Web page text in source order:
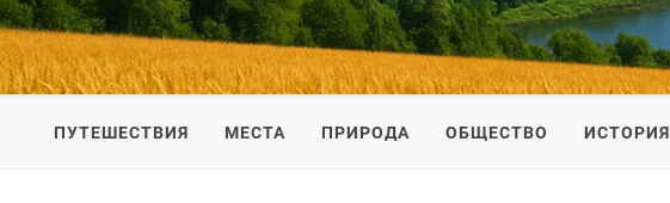
UKRAINE-IS
ПУТЕШЕСТВИЕ ПО УКРАИНЕ
ПУТЕШЕСТВИЯ МЕСТА ПРИРОДА ОБЩЕСТВО ИСТОРИЯ